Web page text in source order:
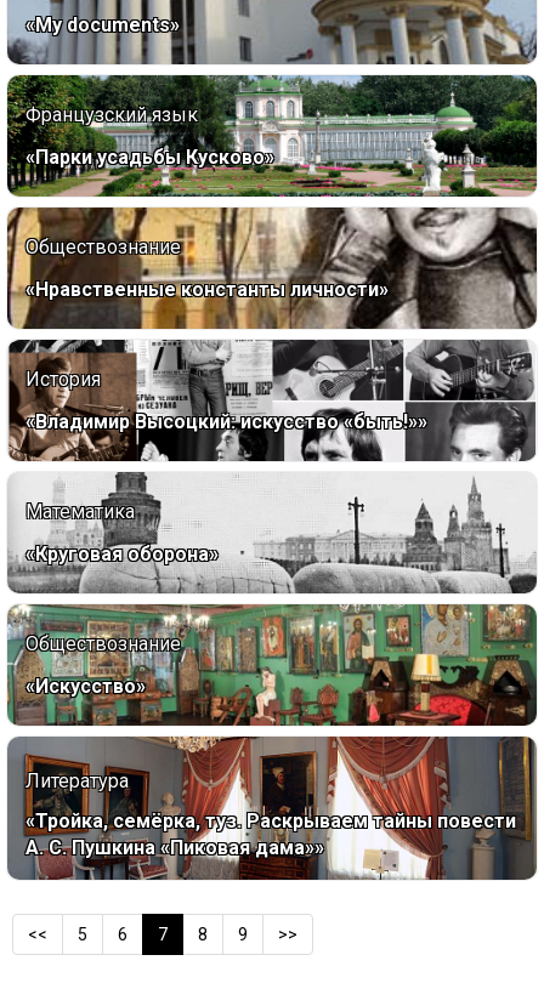
«My documents»
Французский язык
«Парки усадьбы Кусково»
Обществознание
«Нравственные константы личности»
История
«Владимир Высоцкий: искусство «быть!»»
Математика
«Круговая оборона»
Обществознание
«Искусство»
Литература
«Тройка, семёрка, туз. Раскрываем тайны повести
А. С. Пушкина «Пиковая дама»»
<< 5 6 7 8 9 >>